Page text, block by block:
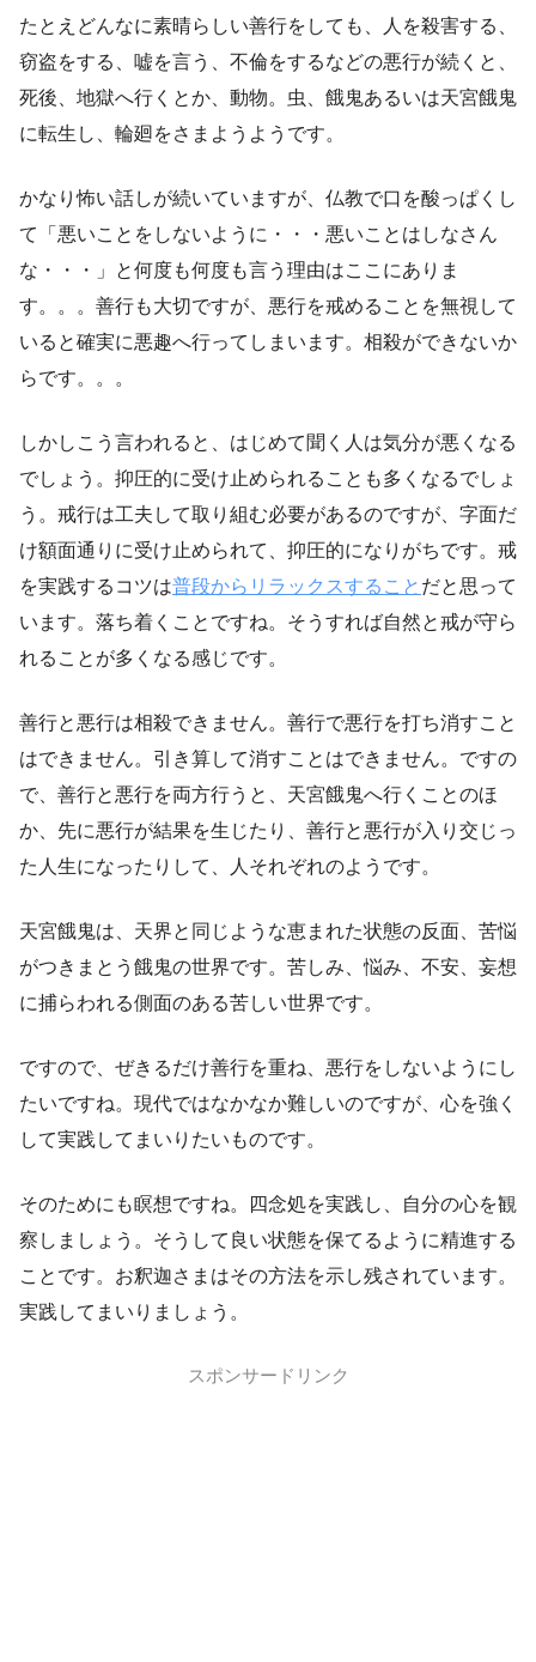
たとえどんなに素晴らしい善行をしても、人を殺害する、
窃盗をする、嘘を言う、不倫をするなどの悪行が続くと、
死後、地獄へ行くとか、動物。虫、餓鬼あるいは天宮餓鬼
に転生し、輪廻をさまようようです。
かなり怖い話しが続いていますが、仏教で口を酸っぱくし
て「悪いことをしないように・・・悪いことはしなさん
な・・・」と何度も何度も言う理由はここにありま
す。。。善行も大切ですが、悪行を戒めることを無視して
いると確実に悪趣へ行ってしまいます。相殺ができないか
らです。。。
しかしこう言われると、はじめて聞く人は気分が悪くなる
でしょう。抑圧的に受け止められることも多くなるでしょ
う。戒行は工夫して取り組む必要があるのですが、字面だ
け額面通りに受け止められて、抑圧的になりがちです。戒
を実践するコツは普段からリラックスすること だと思って
います。落ち着くことですね。そうすれば自然と戒が守ら
れることが多くなる感じです。
善行と悪行は相殺できません。善行で悪行を打ち消すこと
はできません。引き算して消すことはできません。ですの
で、善行と悪行を両方行うと、天宮餓鬼へ行くことのほ
か、先に悪行が結果を生じたり、善行と悪行が入り交じっ
た人生になったりして、人それぞれのようです。
天宮餓鬼は、天界と同じような恵まれた状態の反面、苦悩
がつきまとう餓鬼の世界です。苦しみ、悩み、不安、妄想
に捕らわれる側面のある苦しい世界です。
ですので、ぜきるだけ善行を重ね、悪行をしないようにし
たいですね。現代ではなかなか難しいのですが、心を強く
して実践してまいりたいものです。
そのためにも瞑想ですね。四念処を実践し、自分の心を観
察しましょう。そうして良い状態を保てるように精進する
ことです。お釈迦さまはその方法を示し残されています。
実践してまいりましょう。
スポンサードリンク